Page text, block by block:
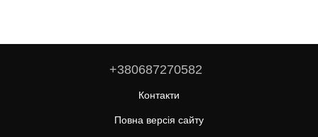
+380687270582
Контакти
Повна версія сайту